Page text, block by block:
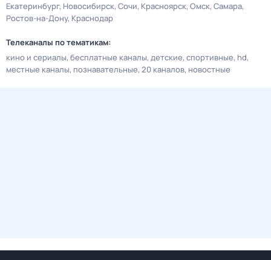
Екатеринбург Новосибирск Сочи Красноярск Омск Самара
Ростов-на-Дону Краснодар
Телеканалы по тематикам:
кино и сериалы бесплатные каналы детские спортивные hd
местные каналы познавательные 20 каналов новостные